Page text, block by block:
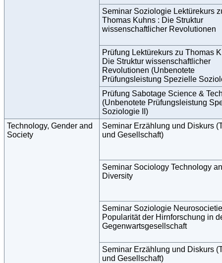
Seminar Soziologie Lektürekurs
Thomas Kuhns : Die Struktur
wissenschaftlicher Revolutionen
Prüfung Lektürekurs zu Thomas
Die Struktur wissenschaftlicher
Revolutionen (Unbenotete
Prüfungsleistung Spezielle
Prüfung Sabotage Science &
(Unbenotete Prüfungsleistung
Soziologie II)
Technology, Gender and
Society
Seminar Erzählung und Diskurs
und Gesellschaft)
Seminar Sociology Technology
Diversity
Seminar Soziologie
Popularität der Hirnforschung in
Gegenwartsgesellschaft
Seminar Erzählung und Diskurs
und Gesellschaft)